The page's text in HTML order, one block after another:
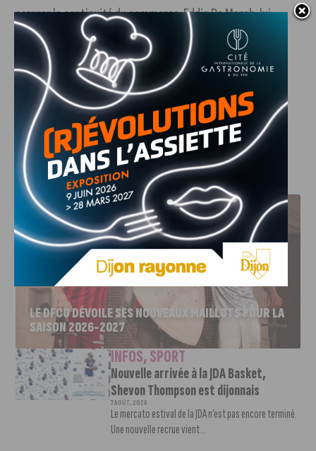
assurer la continuité du commerce. Eddie De March, lui,
prévoit désormais de profiter de son temps libre après une
vie professionnelle bien remplie.
La fermeture de la boutique viendra donc conclure huit
années d’activité sucrée au cœur de la rue du Bourg.
J'AIME LE DFCO
LE DFCO DÉVOILE SES NOUVEAUX MAILLOTS POUR LA
SAISON 2026-2027
INFOS,SPORT
Nouvelle arrivée à la JDA Basket,
Shevon Thompson est dijonnais
7 AOÛT, 2026
Le mercato estival de la JDA n’est pas encore terminé.
Une nouvelle recrue vient...